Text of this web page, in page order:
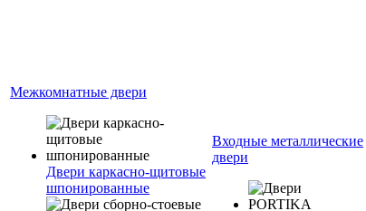
Межкомнатные двери
Двери каркасно-щитовые
шпонированные
Входные металлические
двери